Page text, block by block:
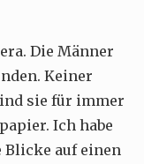
Die Männer
Keiner
sie für immer
Ich habe
Blicke auf einen